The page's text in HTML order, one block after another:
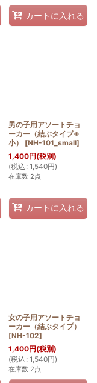
カートに入れる
男の子用アソートチョ
ーカー（結ぶタイプ※
小）
[NH-101_small]
1,400円(税別)
(税込 : 1,540円)
在庫数 2点
カートに入れる
女の子用アソートチョ
ーカー（結ぶタイプ）
[NH-102]
1,400円(税別)
(税込 : 1,540円)
在庫数 2点